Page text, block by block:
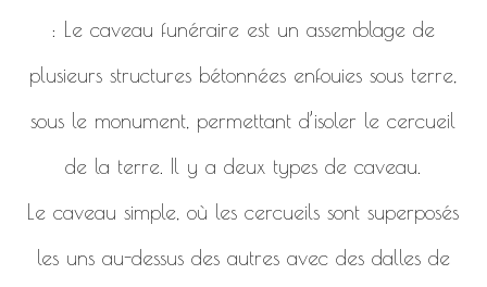
: Le caveau funéraire est un assemblage de
plusieurs structures bétonnées enfouies sous terre,
sous le monument, permettant d’isoler le cercueil
de la terre. Il y a deux types de caveau.
Le caveau simple, où les cercueils sont superposés
les uns au-dessus des autres avec des dalles de